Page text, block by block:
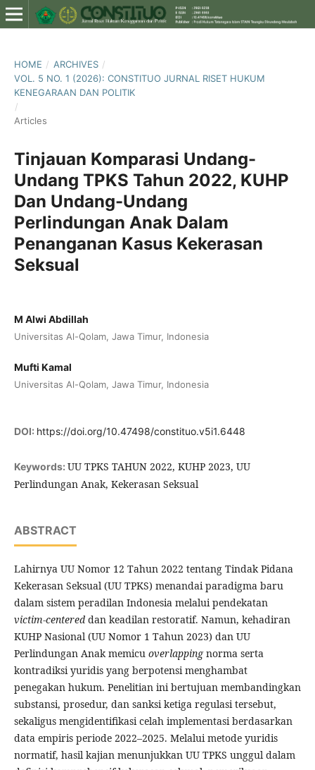
HOME / ARCHIVES /
VOL. 5 NO. 1 (2026): CONSTITUO JURNAL RISET HUKUM
KENEGARAAN DAN POLITIK
/
Articles
Tinjauan Komparasi Undang-
Undang TPKS Tahun 2022, KUHP
Dan Undang-Undang
Perlindungan Anak Dalam
Penanganan Kasus Kekerasan
Seksual
M Alwi Abdillah
Universitas Al-Qolam, Jawa Timur, Indonesia
Mufti Kamal
Universitas Al-Qolam, Jawa Timur, Indonesia
DOI: https://doi.org/10.47498/constituo.v5i1.6448
Keywords: UU TPKS TAHUN 2022, KUHP 2023, UU
Perlindungan Anak, Kekerasan Seksual
ABSTRACT
Lahirnya UU Nomor 12 Tahun 2022 tentang Tindak Pidana
Kekerasan Seksual (UU TPKS) menandai paradigma baru
dalam sistem peradilan Indonesia melalui pendekatan
victim-centereddan keadilan restoratif. Namun, kehadiran
KUHP Nasional (UU Nomor 1 Tahun 2023) dan UU
Perlindungan Anak memicu overlappingnorma serta
kontradiksi yuridis yang berpotensi menghambat
penegakan hukum. Penelitian ini bertujuan membandingkan
substansi, prosedur, dan sanksi ketiga regulasi tersebut,
sekaligus mengidentifikasi celah implementasi berdasarkan
data empiris periode 2022–2025. Melalui metode yuridis
normatif, hasil kajian menunjukkan UU TPKS unggul dalam